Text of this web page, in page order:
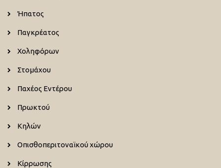
Ήπατος
Παγκρέατος
Χοληφόρων
Στομάχου
Παχέος Εντέρου
Πρωκτού
Κηλών
Οπισθοπεριτοναϊκού χώρου
Κίρρωσης